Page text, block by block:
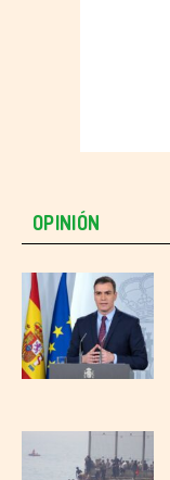
OPINIÓN